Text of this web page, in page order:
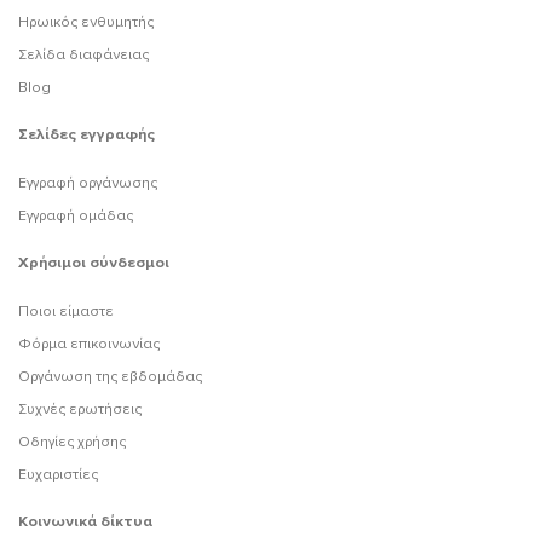
Ηρωικός ενθυμητής
Σελίδα διαφάνειας
Blog
Σελίδες εγγραφής
Εγγραφή οργάνωσης
Εγγραφή ομάδας
Χρήσιμοι σύνδεσμοι
Ποιοι είμαστε
Φόρμα επικοινωνίας
Οργάνωση της εβδομάδας
Συχνές ερωτήσεις
Οδηγίες χρήσης
Ευχαριστίες
Κοινωνικά δίκτυα